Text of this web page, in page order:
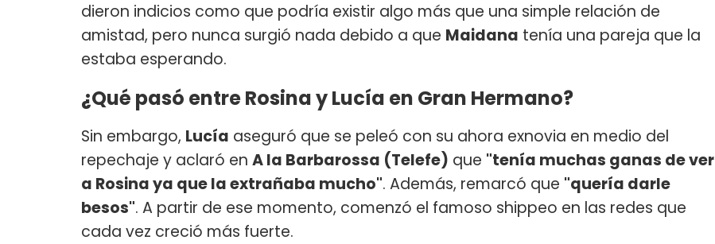
dieron indicios como que podría existir algo más que una simple relación de
amistad, pero nunca surgió nada debido a que Maidana tenía una pareja que la
estaba esperando.
¿Qué pasó entre Rosina y Lucía en Gran Hermano?
Sin embargo, Lucía aseguró que se peleó con su ahora exnovia en medio del
repechaje y aclaró en A la Barbarossa (Telefe) que "tenía muchas ganas de ver
a Rosina ya que la extrañaba mucho". Además, remarcó que "quería darle
besos". A partir de ese momento, comenzó el famoso shippeo en las redes que
cada vez creció más fuerte.